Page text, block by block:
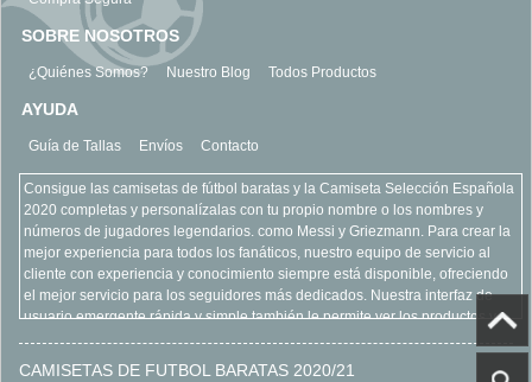
SOBRE NOSOTROS
¿Quiénes Somos? Nuestro Blog Todos Productos
AYUDA
Guía de Tallas Envíos Contacto
Consigue las camisetas de fútbol baratas y la Camiseta Selección Española
2020 completas y personalízalas con tu propio nombre o los nombres y
números de jugadores legendarios. como Messi y Griezmann. Para crear la
mejor experiencia para todos los fanáticos, nuestro equipo de servicio al
cliente con experiencia y conocimiento siempre está disponible, ofreciendo
el mejor servicio para los seguidores más dedicados. Nuestra interfaz de
usuario emergente rápida y simple también le permite ver los productos y
CAMISETAS DE FUTBOL BARATAS 2020/21